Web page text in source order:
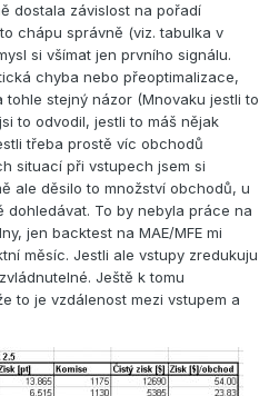
dostala závislost na pořadí
chápu správně (viz. tabulka v
si všímat jen prvního signálu.
chyba nebo přeoptimalizace,
tohle stejný názor (Mnovaku jestli to
to odvodil, jestli to máš nějak
třeba prostě víc obchodů
situací při vstupech jsem si
ale děsilo to množství obchodů, u
dohledávat. To by nebyla práce na
jen backtest na MAE/MFE mi
měsíc. Jestli ale vstupy zredukuju
Ještě k tomu
to je vzdálenost mezi vstupem a